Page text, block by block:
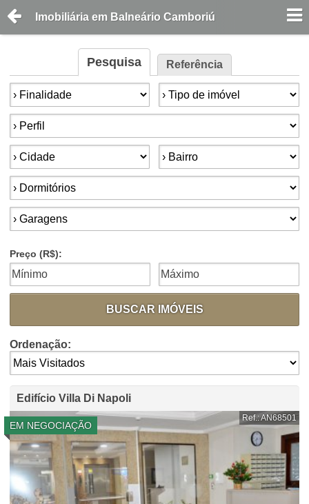
Imobiliária em Balneário Camboriú
Pesquisa Referência
Finalidade: Tipo de imóvel:
Perfil:
Cidade: Bairro:
Dormitórios:
Garagens:
Preço (R$):
BUSCAR IMÓVEIS
Ordenação:
Edifício Villa Di Napoli
EM NEGOCIAÇÃO
Ref.: AN68501